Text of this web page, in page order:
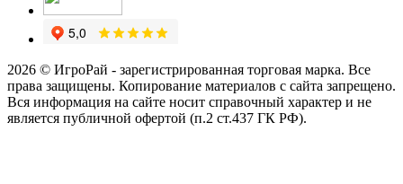
2026 © ИгроРай - зарегистрированная торговая марка. Все
права защищены. Копирование материалов с сайта запрещено.
Вся информация на сайте носит справочный характер и не
является публичной офертой (п.2 ст.437 ГК РФ).